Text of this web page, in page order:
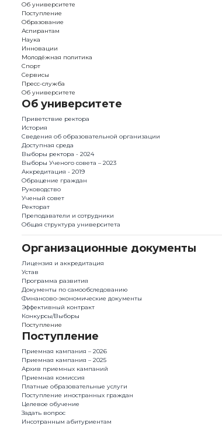
Об университете
Поступление
Образование
Аспирантам
Наука
Инновации
Молодёжная политика
Спорт
Сервисы
Пресс-служба
Об университете
Об университете
Приветствие ректора
История
Сведения об образовательной организации
Доступная среда
Выборы ректора - 2024
Выборы Ученого совета – 2023
Аккредитация - 2019
Обращение граждан
Руководство
Ученый совет
Ректорат
Преподаватели и сотрудники
Общая структура университета
Организационные документы
Лицензия и аккредитация
Устав
Программа развития
Документы по самообследованию
Финансово-экономические документы
Эффективный контракт
Конкурсы/Выборы
Поступление
Поступление
Приемная кампания – 2026
Приемная кампания – 2025
Архив приемных кампаний
Приемная комиссия
Платные образовательные услуги
Поступление иностранных граждан
Целевое обучение
Задать вопрос
Инсотранным абитуриентам